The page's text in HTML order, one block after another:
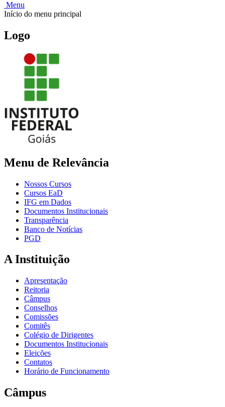
Menu
Início do menu principal
Logo
Menu de Relevância
Nossos Cursos
Cursos EaD
IFG em Dados
Documentos Institucionais
Transparência
Banco de Notícias
PGD
A Instituição
Apresentação
Reitoria
Câmpus
Conselhos
Comissões
Comitês
Colégio de Dirigentes
Documentos Institucionais
Eleições
Contatos
Horário de Funcionamento
Câmpus